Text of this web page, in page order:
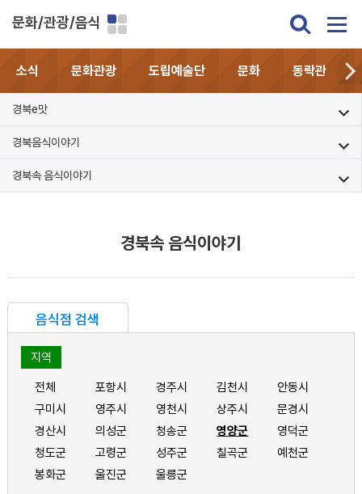
문화/관광/음식
소식 문화관광 도립예술단 문화 동락관
경북e맛
경북음식이야기
경북속 음식이야기
경북속 음식이야기
음식점 검색
지역
전체 포항시 경주시 김천시
안동시
구미시
영주시 영천시 상주시
문경시
경산시
의성군 청송군 영양군
영덕군
청도군
고령군 성주군 칠곡군
예천군
봉화군
울진군 울릉군